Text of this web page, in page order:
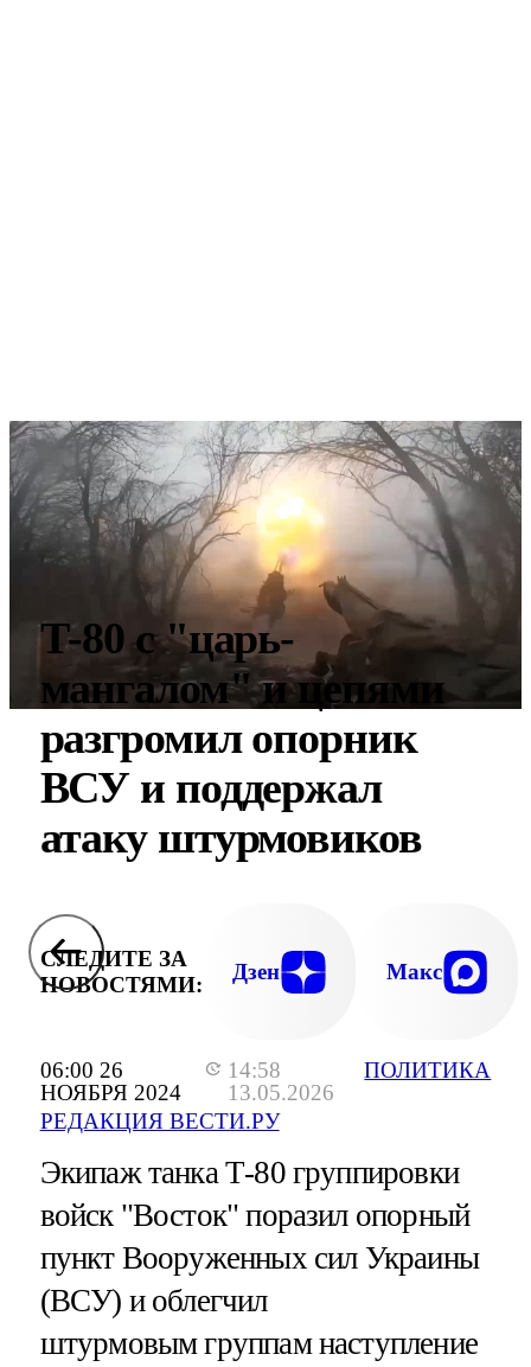
06:00 26
НОЯБРЯ 2024
14:58
13.05.2026
РЕДАКЦИЯ ВЕСТИ.РУ
ПОЛИТИКА
Т-80 с "царь-
мангалом" и цепями
разгромил опорник
ВСУ и поддержал
атаку штурмовиков
СЛЕДИТЕ ЗА
НОВОСТЯМИ:
Дзен Макс
Экипаж танка Т-80 группировки
войск "Восток" поразил опорный
пункт Вооруженных сил Украины
(ВСУ) и облегчил
штурмовым группам наступление